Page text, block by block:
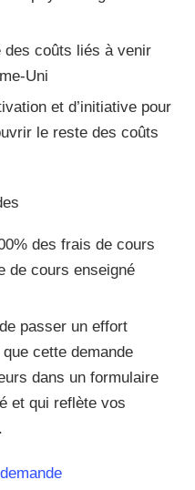
des coûts liés à venir
Uni
et d’initiative pour
le reste des coûts
des frais de cours
de cours enseigné
passer un effort
cette demande
dans un formulaire
et qui reflète vos